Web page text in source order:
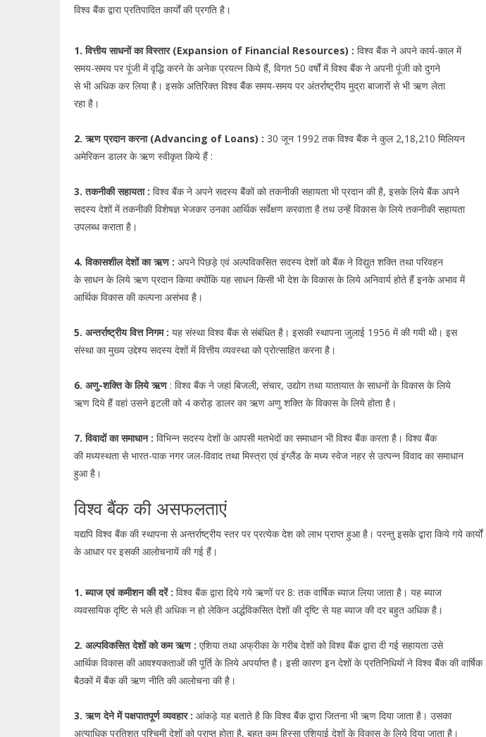
विश्व बैंक द्वारा प्रतिपादित कार्यों की प्रगति है।
1. वित्तीय साधनों का विस्तार (Expansion of Financial Resources) : विश्व बैंक ने अपने कार्य-काल में
समय-समय पर पूंजी में वृद्धि करने के अनेक प्रयत्न किये हैं, विगत 50 वर्षों में विश्व बैंक ने अपनी पूंजी को दुगने
से भी अधिक कर लिया है। इसके अतिरिक्त विश्व बैंक समय-समय पर अंतर्राष्ट्रीय मुद्रा बाजारों से भी ऋण लेता
रहा है।
2. ऋण प्रदान करना (Advancing of Loans) : 30 जून 1992 तक विश्व बैंक ने कुल 2,18,210 मिलियन
अमेरिकन डालर के ऋण स्वीकृत किये हैं :
3. तकनीकी सहायता : विश्व बैंक ने अपने सदस्य बैंकों को तकनीकी सहायता भी प्रदान की है, इसके लिये बैंक अपने
सदस्य देशों में तकनीकी विशेषज्ञ भेजकर उनका आर्थिक सर्वेक्षण करवाता है तथ उन्हें विकास के लिये तकनीकी सहायता
उपलब्ध कराता है।
4. विकासशील देशों का ऋण : अपने पिछड़े एवं अल्पविकसित सदस्य देशों को बैंक ने विद्युत शक्ति तथा परिवहन
के साधन के लिये ऋण प्रदान किया क्योंकि यह साधन किसी भी देश के विकास के लिये अनिवार्य होते हैं इनके अभाव में
आर्थिक विकास की कल्पना असंभव है।
5. अन्तर्राष्ट्रीय वित्त निगम : यह संस्था विश्व बैंक से संबंधित है। इसकी स्थापना जुलाई 1956 में की गयी थी। इस
संस्था का मुख्य उद्देश्य सदस्य देशों में वित्तीय व्यवस्था को प्रोत्साहित करना है।
6. अणु-शक्ति के लिये ऋण : विश्व बैंक ने जहां बिजली, संचार, उद्योग तथा यातायात के साधनों के विकास के लिये
ऋण दिये हैं वहां उसने इटली को 4 करोड़ डालर का ऋण अणु शक्ति के विकास के लिये होता है।
7. विवादों का समाधान : विभिन्न सदस्य देशों के आपसी मतभेदों का समाधान भी विश्व बैंक करता है। विश्व बैंक
की मध्यस्थता से भारत-पाक नगर जल-विवाद तथा मिस्त्रा एवं इंग्लैंड के मध्य स्वेज नहर से उत्पन्न विवाद का समाधान
हुआ है।
विश्व बैंक की असफलताएं
यद्यपि विश्व बैंक की स्थापना से अन्तर्राष्ट्रीय स्तर पर प्रत्येक देश को लाभ प्राप्त हुआ है। परन्तु इसके द्वारा किये गये कार्यों
के आधार पर इसकी आलोचनायें की गई हैं।
1. ब्याज एवं कमीशन की दरें : विश्व बैंक द्वारा दिये गये ऋणों पर 8: तक वार्षिक ब्याज लिया जाता है। यह ब्याज
व्यवसायिक दृष्टि से भले ही अधिक न हो लेकिन अर्द्धविकसित देशों की दृष्टि से यह ब्याज की दर बहुत अधिक है।
2. अल्पविकसित देशों को कम ऋण : एशिया तथा अफ्रीका के गरीब देशों को विश्व बैंक द्वारा दी गई सहायता उसे
आर्थिक विकास की आवश्यकताओं की पूर्ति के लिये अपर्याप्त है। इसी कारण इन देशों के प्रतिनिधियों ने विश्व बैंक की वार्षिक
बैठकों में बैंक की ऋण नीति की आलोचना की है।
3. ऋण देने में पक्षपातपूर्ण व्यवहार : आंकड़े यह बताते है कि विश्व बैंक द्वारा जितना भी ऋण दिया जाता है। उसका
अत्याधिक प्रतिशत पश्चिमी देशों को प्राप्त होता है, बहुत कम हिस्सा एशियाई देशों के विकास के लिये दिया जाता है।